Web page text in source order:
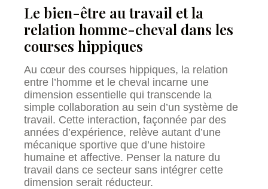
Le bien-être au travail et la
relation homme-cheval dans les
courses hippiques
Au cœur des courses hippiques, la relation
entre l’homme et le cheval incarne une
dimension essentielle qui transcende la
simple collaboration au sein d’un système de
travail. Cette interaction, façonnée par des
années d’expérience, relève autant d’une
mécanique sportive que d’une histoire
humaine et affective. Penser la nature du
travail dans ce secteur sans intégrer cette
dimension serait réducteur.